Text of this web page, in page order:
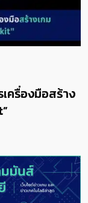
ครื่องมือสร้าง